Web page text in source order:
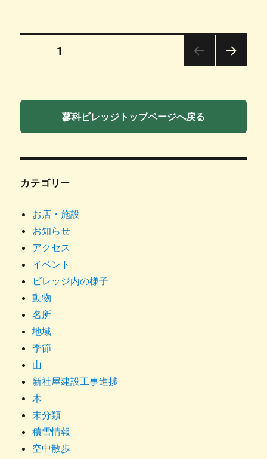
リ
の
ペ
ー
ジ
送
り
ページ1
蓼科ビレッジトップページへ戻る
カテゴリー
お店・施設
お知らせ
アクセス
イベント
ビレッジ内の様子
動物
名所
地域
季節
山
新社屋建設工事進捗
木
未分類
積雪情報
空中散歩